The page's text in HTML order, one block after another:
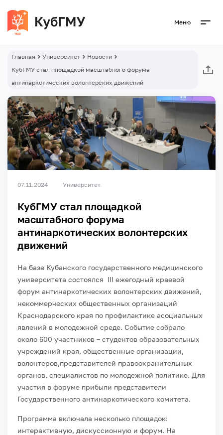
Меню
Главная Университет
Новости
КубГМУ стал площадкой масштабного форума
антинаркотических волонтерских движений
07.11.2024 Университет
КубГМУ стал площадкой
масштабного форума
антинаркотических волонтерских
движений
На базе Кубанского государственного медицинского
университета состоялся III ежегодный краевой
форум антинаркотических волонтерских движений,
некоммерческих общественных организаций
Краснодарского края по профилактике асоциальных
явлений в молодежной среде. Событие собрало
около 600 участников – студентов образовательных
учреждений края, общественные организации,
волонтеров,представителей правоохранительных
органов, специалистов по молодежной политике. Для
участия в форуме прибыли представители
Государственного антинаркотического комитета.
Программа включала несколько площадок:
интерактивную, дискуссионную и форум. На